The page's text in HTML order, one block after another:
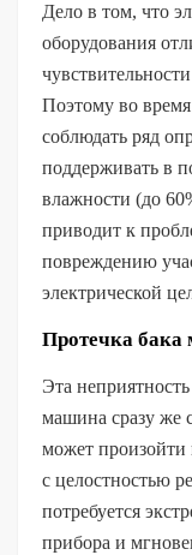
Дело в том, что
оборудования
Поэтому во время
соблюдать ряд
поддерживать в
влажности (до
приводит к
повреждению
электрической
Протечка
Эта
машина сразу же
может произойти
с целостностью
потребуется
прибора и